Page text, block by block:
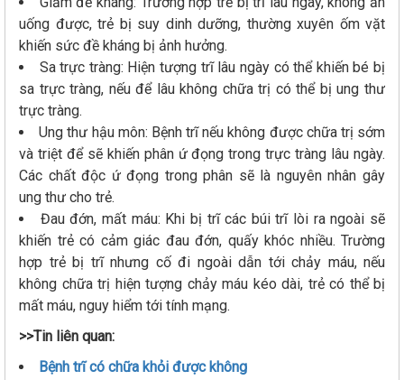
uống được, trẻ bị suy dinh dưỡng, thường xuyên ốm vặt
khiến sức đề kháng bị ảnh hưởng.
Sa trực tràng: Hiện tượng trĩ lâu ngày có thể khiến bé bị
sa trực tràng, nếu để lâu không chữa trị có thể bị ung thư
trực tràng.
Ung thư hậu môn: Bệnh trĩ nếu không được chữa trị sớm
và triệt để sẽ khiến phân ứ đọng trong trực tràng lâu ngày.
Các chất độc ứ đọng trong phân sẽ là nguyên nhân gây
ung thư cho trẻ.
Đau đớn, mất máu: Khi bị trĩ các búi trĩ lòi ra ngoài sẽ
khiến trẻ có cảm giác đau đớn, quấy khóc nhiều. Trường
hợp trẻ bị trĩ nhưng cố đi ngoài dẫn tới chảy máu, nếu
không chữa trị hiện tượng chảy máu kéo dài, trẻ có thể bị
mất máu, nguy hiểm tới tính mạng.
>>Tin liên quan:
Bệnh trĩ có chữa khỏi được không